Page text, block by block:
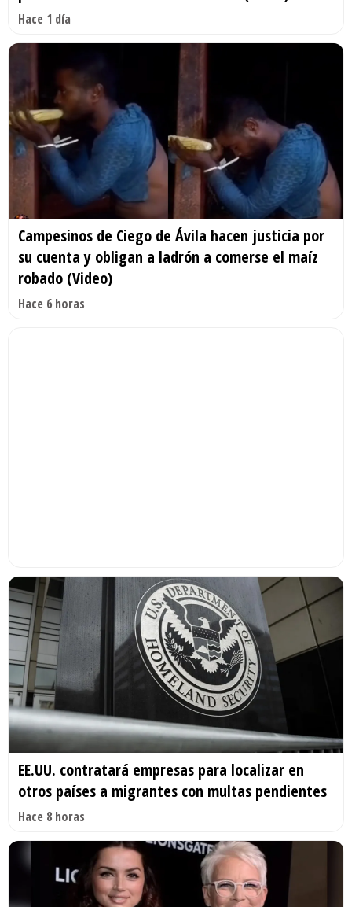
Hace 1 día
Campesinos de Ciego de Ávila hacen justicia por
su cuenta y obligan a ladrón a comerse el maíz
robado (Video)
Hace 6 horas
EE.UU. contratará empresas para localizar en
otros países a migrantes con multas pendientes
Hace 8 horas